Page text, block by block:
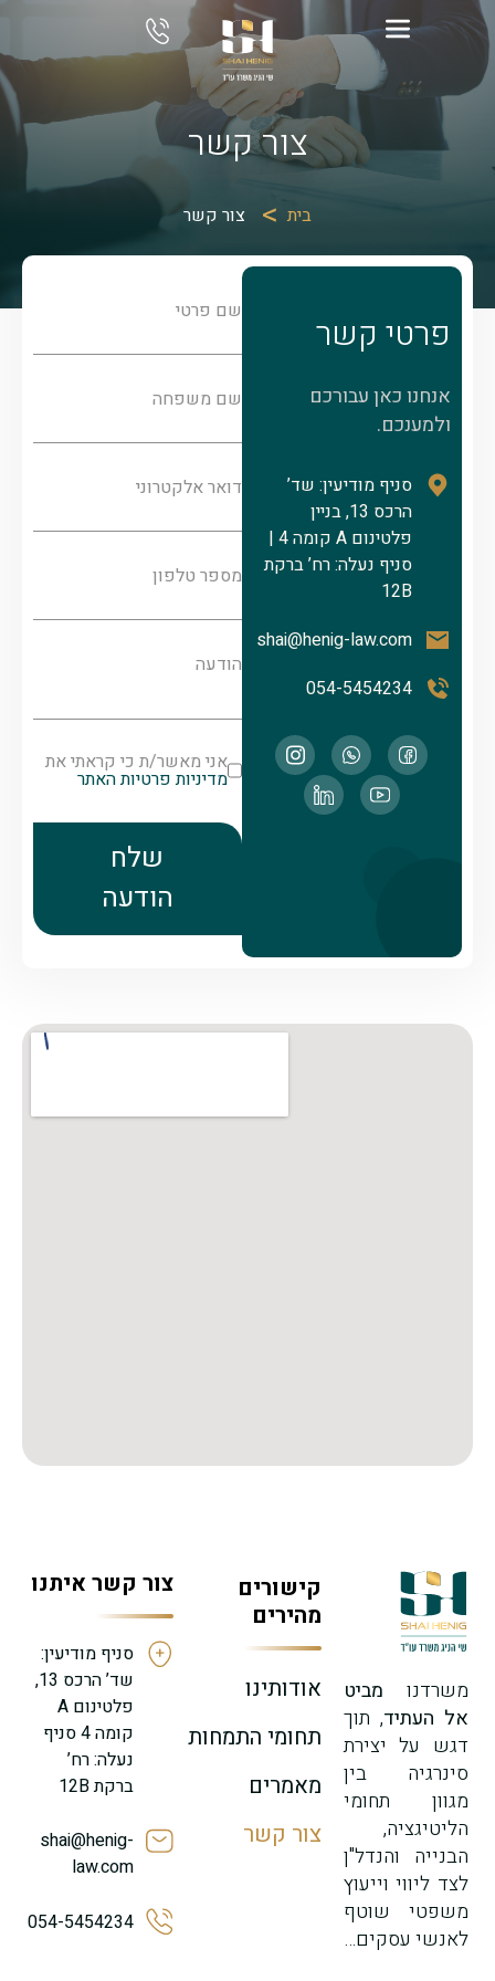
צור קשר
בית צור קשר
פרטי קשר
אנחנו כאן עבורכם
ולמענכם.
סניף מודיעין: שד’
הרכס 13, בניין
פלטינום A קומה 4 |
סניף נעלה: רח’ ברקת
12B
shai@henig-law.com
054-5454234
שם פרטי
שם משפחה
דואר אלקטרוני
מספר טלפון
הודעה
אני מאשר/ת כי קראתי את
מדיניות פרטיות האתר
שלח
הודעה
משרדנו מביט
אל העתיד, תוך
דגש על יצירת
סינרגיה בין
מגוון תחומי
הליטיגציה,
הבנייה והנדל"ן
לצד ליווי וייעוץ
משפטי שוטף
לאנשי עסקים…
קישורים
מהירים
אודותינו
תחומי התמחות
מאמרים
צור קשר
צור קשר איתנו
סניף מודיעין:
שד’ הרכס 13,
פלטינום A
קומה 4 סניף
נעלה: רח’
ברקת 12B
shai@henig-
law.com
054-5454234